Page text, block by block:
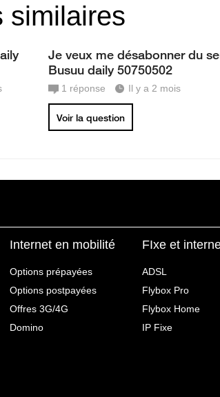
similaires
Je veux me désabonner du
Busuu daily 50750502
1 réponse Il y a 2 mois
Voir la question
Internet en mobilité
Options prépayées
Options postpayées
Offres 3G/4G
Domino
FIxe et
ADSL
Flybox Pro
Flybox Home
IP Fixe